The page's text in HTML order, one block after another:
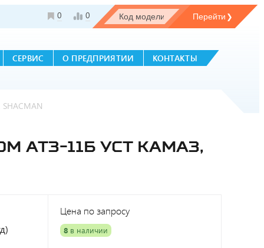
0 0
СЕРВИС О ПРЕДПРИЯТИИ КОНТАКТЫ
АТЗ-11Б УСТ КАМАЗ,
Цена по запросу
8 в наличии